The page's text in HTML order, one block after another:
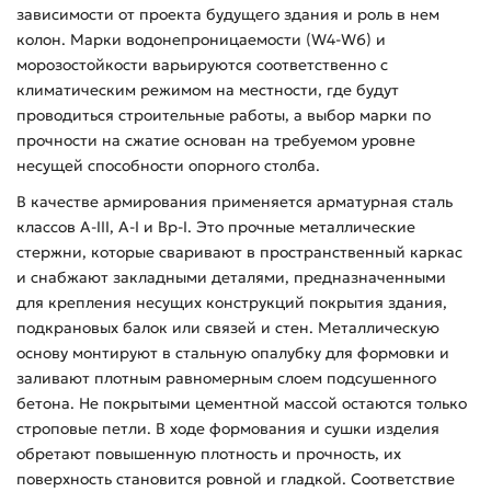
зависимости от проекта будущего здания и роль в нем
колон. Марки водонепроницаемости (W4-W6) и
морозостойкости варьируются соответственно с
климатическим режимом на местности, где будут
проводиться строительные работы, а выбор марки по
прочности на сжатие основан на требуемом уровне
несущей способности опорного столба.
В качестве армирования применяется арматурная сталь
классов А-ІІІ, А-І и Вр-І. Это прочные металлические
стержни, которые сваривают в пространственный каркас
и снабжают закладными деталями, предназначенными
для крепления несущих конструкций покрытия здания,
подкрановых балок или связей и стен. Металлическую
основу монтируют в стальную опалубку для формовки и
заливают плотным равномерным слоем подсушенного
бетона. Не покрытыми цементной массой остаются только
строповые петли. В ходе формования и сушки изделия
обретают повышенную плотность и прочность, их
поверхность становится ровной и гладкой. Соответствие